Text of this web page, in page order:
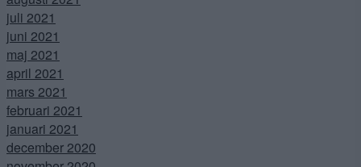
juli 2021
juni 2021
maj 2021
april 2021
mars 2021
februari 2021
januari 2021
december 2020